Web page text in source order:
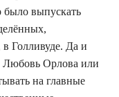
было выпускать
Голливуде. Да и
Любовь Орлова или
на главные